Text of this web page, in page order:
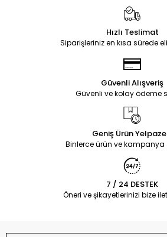
Hızlı Teslimat
Siparişleriniz en kısa sürede
Güvenli Alışveriş
Güvenli ve kolay ödeme
Geniş Ürün
Binlerce ürün ve kampanya
7 / 24 DESTEK
Öneri ve şikayetlerinizi bize